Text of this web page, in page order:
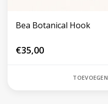
Bea Botanical Hook
€35,00
TOEVOEGEN